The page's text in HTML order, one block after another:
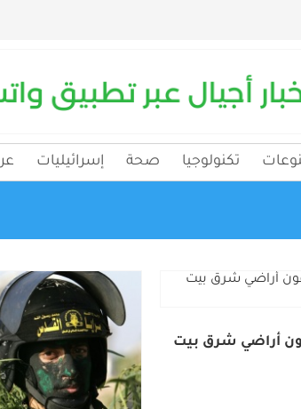
تكنولوجيا صحة إسرائيليات
أراضي شرق بيت